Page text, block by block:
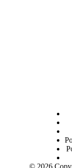
© 2026